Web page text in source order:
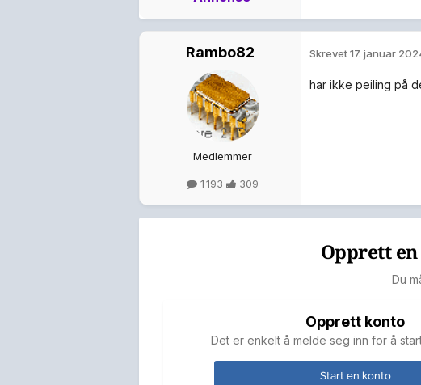
Rambo82
Medlemmer
1 193 309
Skrevet17. januar
har ikke peiling på
Opprett
Du
Opprett konto
Det er enkelt å melde seg inn for å
Start en konto